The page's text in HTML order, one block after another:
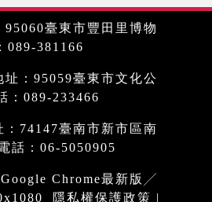
95060臺東市豐田里博物
089-381166
：95059臺東市文化公
：089-233466
74147臺南市新市區南
話：06-5050905
Chrome最新版╱
隱私權保護政策 |